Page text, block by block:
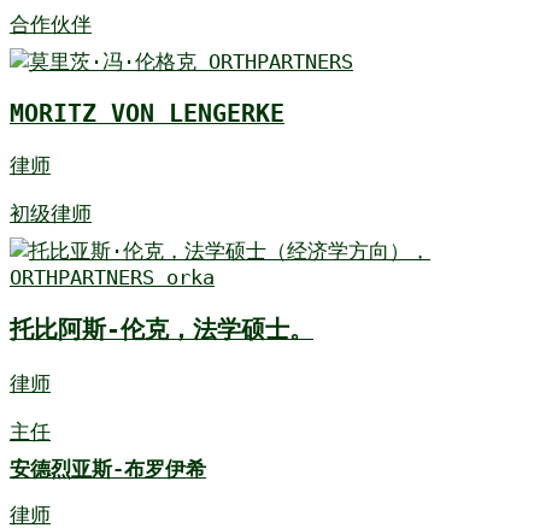
合作伙伴
MORITZ VON LENGERKE
律师
初级律师
托比阿斯-伦克，法学硕士。
律师
主任
安德烈亚斯-布罗伊希
律师